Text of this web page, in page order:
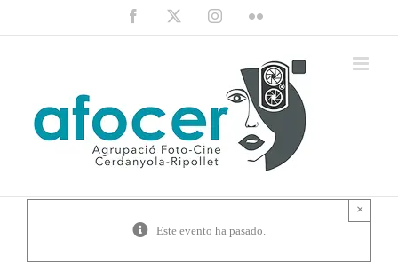
Facebook InstagramFlickr
Este evento ha pasado.
×